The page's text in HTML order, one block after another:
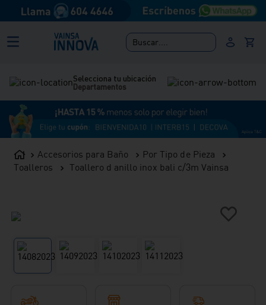
Buscar....
Selecciona tu ubicación
Departamentos
Accesorios para Baño
Por Tipo de Pieza
Toalleros
Toallero d anillo inox bali c/3m Vainsa